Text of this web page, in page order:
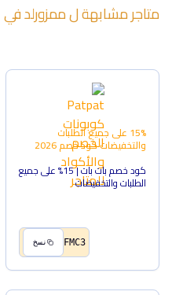
متاجر مشابهة لممزورلدفي
15% على جميع الطلبات
والتخفيضاتكود خصم2026
كود خصم بات بات | 15% على جميع
الطلبات والتخفيضات
FMC3 نسخ